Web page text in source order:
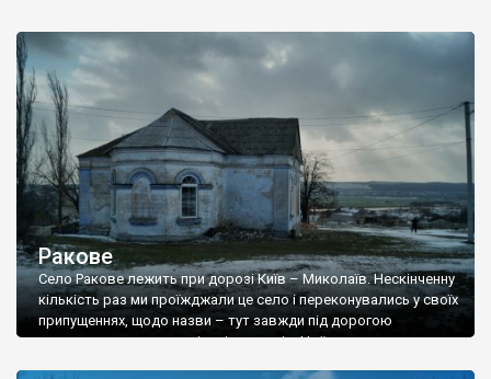
Маленкова.
Ракове
Село Ракове лежить при дорозі Київ – Миколаїв. Нескінченну
кількість раз ми проїжджали це село і переконувались у своїх
припущеннях, щодо назви – тут завжди під дорогою
продавали величезну кількість раків. Чи їх ловлять у